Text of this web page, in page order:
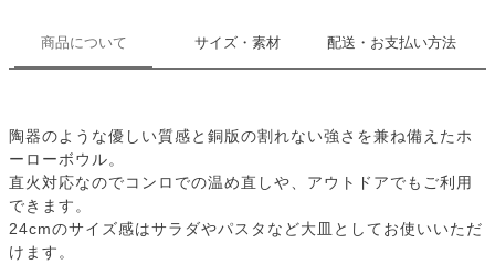
商品について サイズ・素材 配送・お支払い方法
陶器のような優しい質感と銅版の割れない強さを兼ね備えたホ
ーローボウル。
直火対応なのでコンロでの温め直しや、アウトドアでもご利用
できます。
24cmのサイズ感はサラダやパスタなど大皿としてお使いいただ
けます。